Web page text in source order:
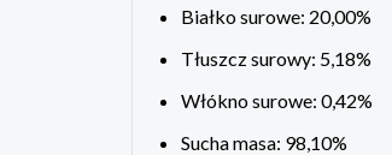
Białko surowe: 20,00%
Tłuszcz surowy: 5,18%
Włókno surowe: 0,42%
Sucha masa: 98,10%